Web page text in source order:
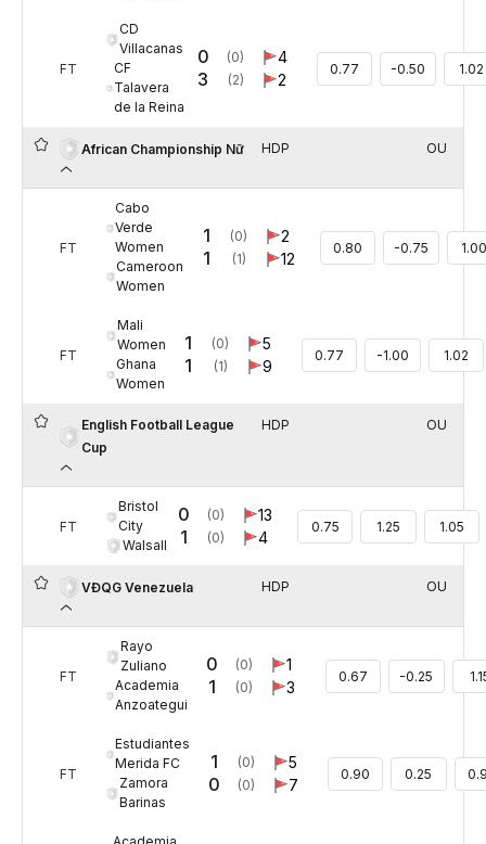
FT
CD
Villacanas
CF
Talavera
de la Reina
0
3
(0)
(2)
4
2
0.77 -0.50 1.02
African Championship Nữ HDP OU
FT
Cabo
Verde
Women
Cameroon
Women
1
1
(0)
(1)
2
12
0.80 -0.75
FT
Mali
Women
Ghana
Women
1
1
(0)
(1)
5
9
0.77 -1.00 1.02
English Football League
Cup
HDP OU
FT
Bristol
City
Walsall
0
1
(0)
(0)
13
4
0.75 1.25 1.05
VĐQG Venezuela HDP OU
FT
Rayo
Zuliano
Academia
Anzoategui
0
1
(0)
(0)
1
3
0.67 -0.25
FT
Estudiantes
Merida FC
Zamora
Barinas
1
0
(0)
(0)
5
7
0.90 0.25